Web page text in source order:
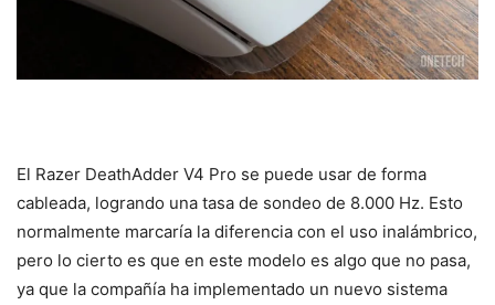
El Razer DeathAdder V4 Pro se puede usar de forma
cableada, logrando una tasa de sondeo de 8.000 Hz. Esto
normalmente marcaría la diferencia con el uso inalámbrico,
pero lo cierto es que en este modelo es algo que no pasa,
ya que la compañía ha implementado un nuevo sistema